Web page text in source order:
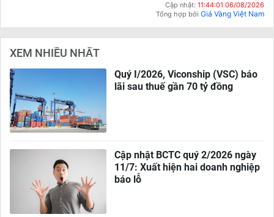
Cập nhật: 11:44:01 06/08/2026
Tổng hợp bởi Giá Vàng Việt Nam
XEM NHIỀU NHẤT
Quý I/2026, Viconship (VSC) báo
lãi sau thuế gần 70 tỷ đồng
Cập nhật BCTC quý 2/2026 ngày
11/7: Xuất hiện hai doanh nghiệp
báo lỗ